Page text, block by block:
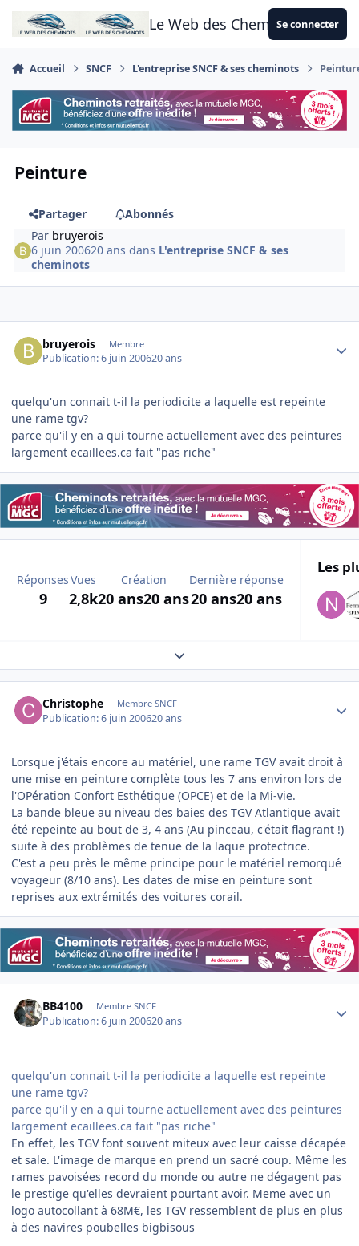
Aller au contenu
Le Web des CheminotsSe connecter
Accueil SNCF L'entreprise SNCF & ses cheminots
Peinture
Partager
Abonnés
Par bruyerois
6 juin 200620 ans dans L'entreprise SNCF & ses
cheminots
bruyerois Membre
Publication:6 juin 200620 ans
quelqu'un connait t-il la periodicite a laquelle est repeinte
une rame tgv?
parce qu'il y en a qui tourne actuellement avec des peintures
largement ecaillees.ca fait "pas riche"
Réponses
9
Vues
2,8k
Création
20 ans20 ans
Dernière réponse
20 ans20 ans
Les
Expand topic overview
Christophe Membre SNCF
Publication:6 juin 200620 ans
Lorsque j'étais encore au matériel, une rame TGV avait droit à
une mise en peinture complète tous les 7 ans environ lors de
l'OPération Confort Esthétique (OPCE) et de la Mi-vie.
La bande bleue au niveau des baies des TGV Atlantique avait
été repeinte au bout de 3, 4 ans (Au pinceau, c'était flagrant !)
suite à des problèmes de tenue de la laque protectrice.
C'est a peu près le même principe pour le matériel remorqué
voyageur (8/10 ans). Les dates de mise en peinture sont
reprises aux extrémités des voitures corail.
BB4100 Membre SNCF
Publication:6 juin 200620 ans
quelqu'un connait t-il la periodicite a laquelle est repeinte
une rame tgv?
parce qu'il y en a qui tourne actuellement avec des peintures
largement ecaillees.ca fait "pas riche"
En effet, les TGV font souvent miteux avec leur caisse décapée
et sale. L'image de marque en prend un sacré coup. Même les
rames pavoisées record du monde ou autre ne dégagent pas
le prestige qu'elles devraient pourtant avoir. Meme avec un
logo autocollant à 68M€, les TGV ressemblent de plus en plus
à des navires poubelles bigbisous